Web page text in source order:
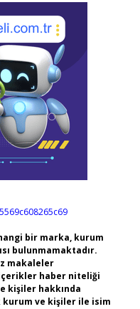
bir marka, kurum
bulunmamaktadır.
makaleler
haber niteliği
kişiler hakkında
kurum ve kişiler ile isim